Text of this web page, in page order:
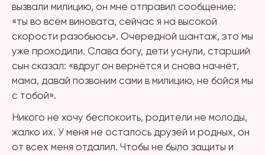
вызвали милицию, он мне отправил сообщение:
«ты во всём виновата, сейчас я на высокой
скорости разобьюсь». Очередной шантаж, это мы
уже проходили. Слава богу, дети уснули, старший
сын сказал: «вдруг он вернётся и снова начнёт,
мама, давай позвоним сами в милицию, не бойся мы
с тобой».
Никого не хочу беспокоить, родители не молоды,
жалко их. У меня не осталось друзей и родных, он
от всех меня отдалил. Чтобы не было защиты и